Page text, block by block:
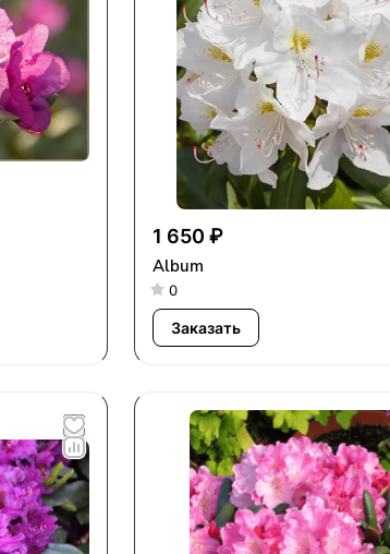
1 650 ₽
Album
0
Заказать